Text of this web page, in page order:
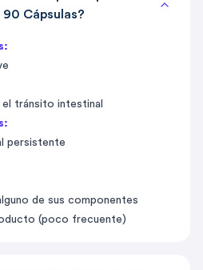
Cápsulas?
tránsito intestinal
persistente
de sus componentes
(poco frecuente)